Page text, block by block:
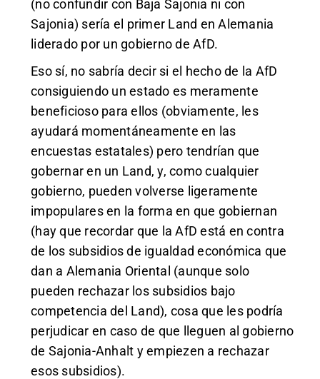
(no confundir con Baja Sajonia ni con
Sajonia) sería el primer Land en Alemania
liderado por un gobierno de AfD.
Eso sí, no sabría decir si el hecho de la AfD
consiguiendo un estado es meramente
beneficioso para ellos (obviamente, les
ayudará momentáneamente en las
encuestas estatales) pero tendrían que
gobernar en un Land, y, como cualquier
gobierno, pueden volverse ligeramente
impopulares en la forma en que gobiernan
(hay que recordar que la AfD está en contra
de los subsidios de igualdad económica que
dan a Alemania Oriental (aunque solo
pueden rechazar los subsidios bajo
competencia del Land), cosa que les podría
perjudicar en caso de que lleguen al gobierno
de Sajonia-Anhalt y empiezen a rechazar
esos subsidios).